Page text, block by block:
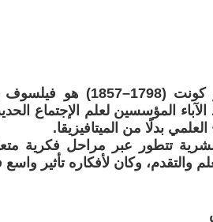
1) أوغست كومت أو
المؤسسين لعلم الإجتماع
بدلًا من الميتافيزيقا.
تتطور عبر مراحل فكرية
والتقدم، وكان لأفكاره تأثير